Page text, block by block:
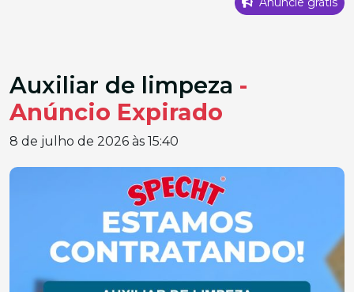
Auxiliar de limpeza -
Anúncio Expirado
8 de julho de 2026 às 15:40